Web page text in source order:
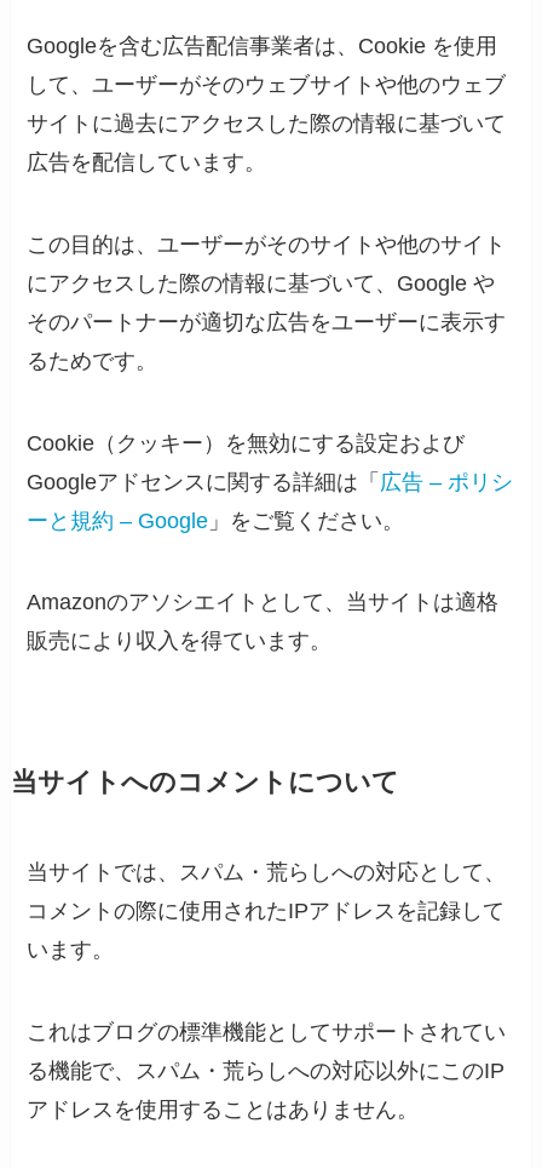
Googleを含む広告配信事業者は、Cookie を使用
して、ユーザーがそのウェブサイトや他のウェブ
サイトに過去にアクセスした際の情報に基づいて
広告を配信しています。
この目的は、ユーザーがそのサイトや他のサイト
にアクセスした際の情報に基づいて、Google や
そのパートナーが適切な広告をユーザーに表示す
るためです。
Cookie（クッキー）を無効にする設定および
Googleアドセンスに関する詳細は「 広告 – ポリシ
ーと規約 – Google 」をご覧ください。
Amazonのアソシエイトとして、当サイトは適格
販売により収入を得ています。
当サイトへのコメントについて
当サイトでは、スパム・荒らしへの対応として、
コメントの際に使用されたIPアドレスを記録して
います。
これはブログの標準機能としてサポートされてい
る機能で、スパム・荒らしへの対応以外にこのIP
アドレスを使用することはありません。